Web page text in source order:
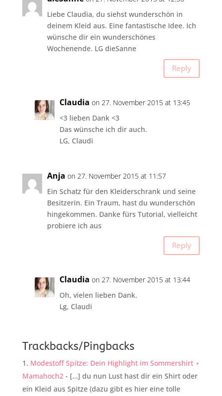
Liebe Claudia, du siehst wunderschön in
deinem Kleid aus. Eine fantastische Idee. Ich
wünsche dir ein wunderschönes
Wochenende. LG dieSanne
Reply
Claudia on 27. November 2015 at 13:45
<3 lieben Dank <3
Das wünsche ich dir auch.
LG, Claudi
Anja on 27. November 2015 at 11:57
Ein Schatz für den Kleiderschrank und seine
Besitzerin. Ein Traum, hast du wunderschön
hingekommen. Danke fürs Tutorial, vielleicht
probiere ich aus
Reply
Claudia on 27. November 2015 at 13:44
Oh, vielen lieben Dank.
Lg, Claudi
Trackbacks/Pingbacks
Modestoff Spitze: Dein Highlight im Sommershirt ⋆
Mamahoch2 - […] du nun Lust hast dir ein Shirt oder
ein Kleid aus Spitze (dazu gibt es hier eine tolle